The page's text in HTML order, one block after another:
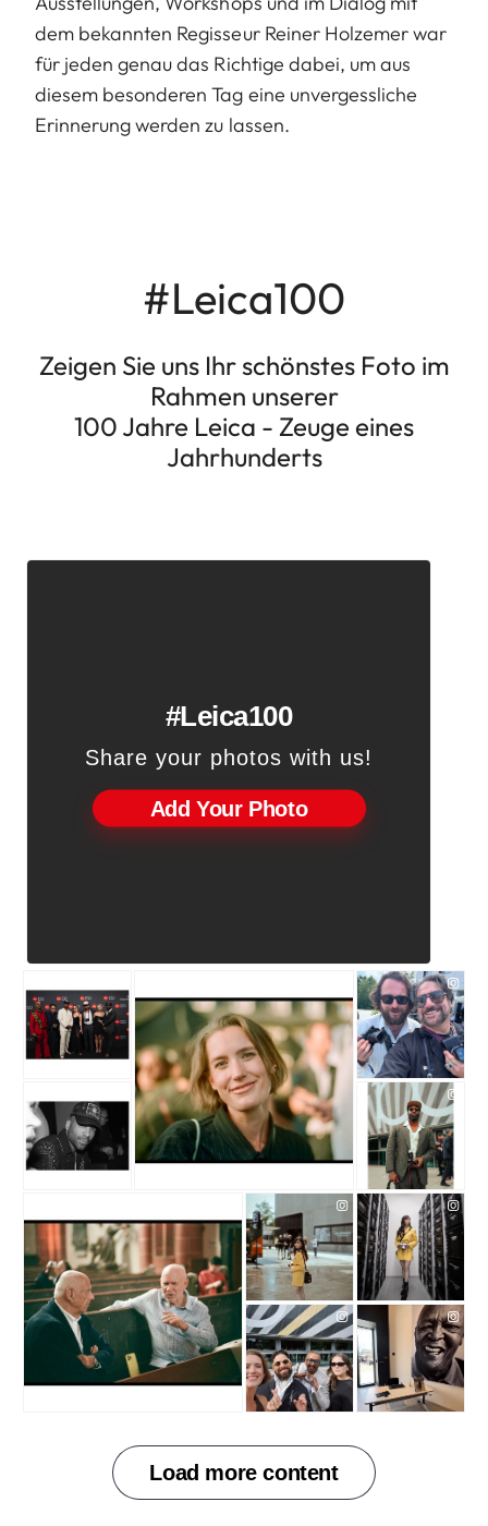
dem bekannten Regisseur Reiner Holzemer war
für jeden genau das Richtige dabei, um aus
diesem besonderen Tag eine unvergessliche
Erinnerung werden zu lassen.
#Leica100
Zeigen Sie uns Ihr schönstes Foto im
Rahmen unserer
100 Jahre Leica - Zeuge eines
Jahrhunderts